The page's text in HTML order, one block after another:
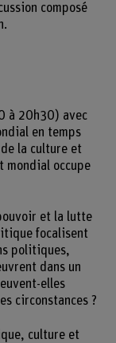
composé
à 20h30) avec
en temps
la culture et
mondial occupe
et la lutte
focalisent
politiques,
dans un
elles
circonstances ?
culture et